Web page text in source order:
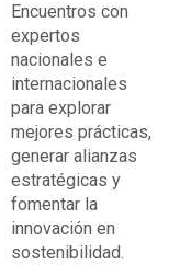
Encuentros con
expertos
nacionales e
internacionales
para explorar
mejores prácticas,
generar alianzas
estratégicas y
fomentar la
innovación en
sostenibilidad.